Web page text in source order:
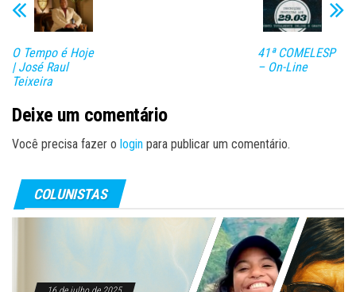
O Tempo é Hoje
| José Raul
Teixeira
41ª COMELESP
– On-Line
Deixe um comentário
Você precisa fazer o login para publicar um comentário.
COLUNISTAS